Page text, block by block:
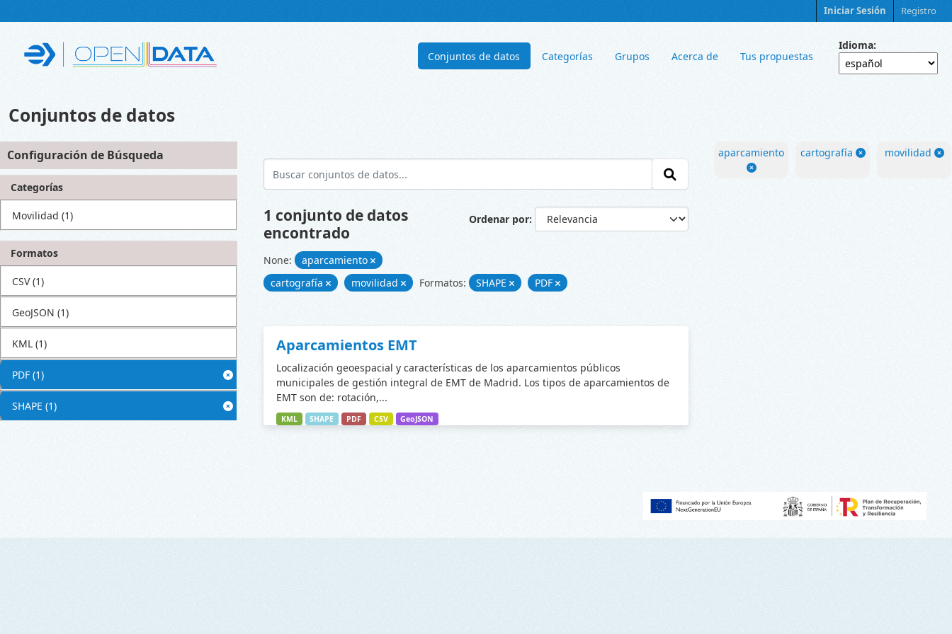
Iniciar Sesión Registro
Conjuntos de datos Categorías Grupos Acerca de Tus propuestas
Idioma
Conjuntos de datos
Configuración de Búsqueda
Categorías
Movilidad (1)
Formatos
CSV (1)
GeoJSON (1)
KML (1)
PDF (1)
SHAPE (1)
Ordenar por
1 conjunto de datos
encontrado
None:
aparcamiento
cartografía
movilidad Formatos: SHAPE PDF
Aparcamientos EMT
Localización geoespacial y características de los aparcamientos públicos
municipales de gestión integral de EMT de Madrid. Los tipos de aparcamientos de
EMT son de: rotación,...
KML SHAPE PDF CSV GeoJSON
aparcamiento cartografía movilidad